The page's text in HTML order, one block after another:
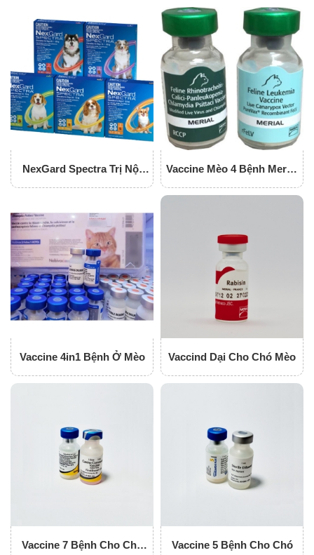
NexGard Spectra Trị Nội
Vaccine Mèo 4 Bệnh Merial
Vaccine 4in1 Bệnh Ở Mèo Vaccind Dại Cho Chó Mèo
Vaccine 7 Bệnh Cho Chó
Vaccine 5 Bệnh Cho Chó